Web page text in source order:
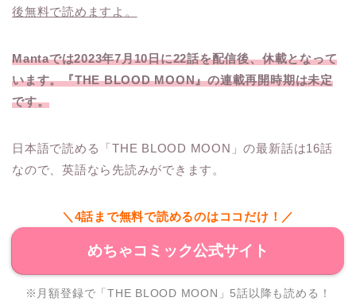
後無料で読めますよ。
Mantaでは2023年7月10日に22話を配信後、休載となって
います。『THE BLOOD MOON』の連載再開時期は未定
です。
日本語で読める「THE BLOOD MOON」の最新話は16話
なので、英語なら先読みができます。
＼4話まで無料で読めるのはココだけ！／
めちゃコミック公式サイト
※月額登録で「THE BLOOD MOON」5話以降も読める！